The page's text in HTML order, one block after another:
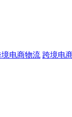
境电商物流 跨境电